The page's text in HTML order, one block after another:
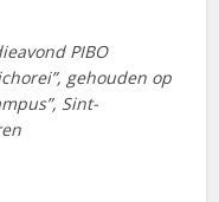
PIBO
gehouden op
Sint-